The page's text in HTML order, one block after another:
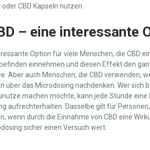
CBD Kapseln nutzen.
– eine interessante
Option für viele Menschen, die CBD
einnehmen und diesen Effekt den
Aber auch Menschen, die CBD verwenden,
das Microdosing nachdenken. Wer sich
machen möchte, kann jede Stunde eine
aufrechterhalten. Dasselbe gilt für
wenn durch die Einnahme von CBD eine
sicher einen Versuch wert.